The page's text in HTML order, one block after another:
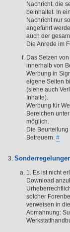
Nachricht, die
beinhaltet. In
Nachricht nur
angeführt
auch der
Die Anrede im
Das Setzen
innerhalb von
Werbung in
eigene Seiten
(siehe auch
Inhalte).
Werbung für
Bereichen
möglich.
Die
Betreuern. #
1. Es ist nicht
Download
solcher
verweisen in
Abmahnung: